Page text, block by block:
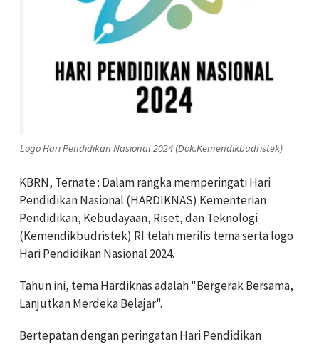
Logo Hari Pendidikan Nasional 2024 (Dok.Kemendikbudristek)
KBRN, Ternate : Dalam rangka memperingati Hari
Pendidikan Nasional (HARDIKNAS) Kementerian
Pendidikan, Kebudayaan, Riset, dan Teknologi
(Kemendikbudristek) RI telah merilis tema serta logo
Hari Pendidikan Nasional 2024.
Tahun ini, tema Hardiknas adalah "Bergerak Bersama,
Lanjutkan Merdeka Belajar".
Bertepatan dengan peringatan Hari Pendidikan